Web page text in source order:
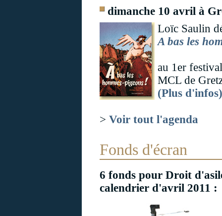
dimanche 10 avril à
Loïc Saulin
A bas les
au 1er
MCL de
(Plus d'infos)
> Voir tout l'agenda
Fonds d'écran
6 fonds pour Droit
calendrier d'avril 2011 :